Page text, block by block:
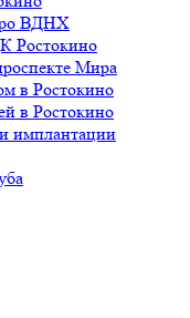
ВДНХ
Ростокино
Мира
в Ростокино
в Ростокино
имплантации